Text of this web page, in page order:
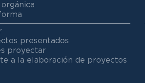
presentados
proyectar
a la elaboración de proyectos